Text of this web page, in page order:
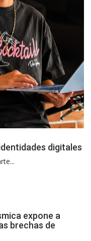
digitales
expone a
brechas de